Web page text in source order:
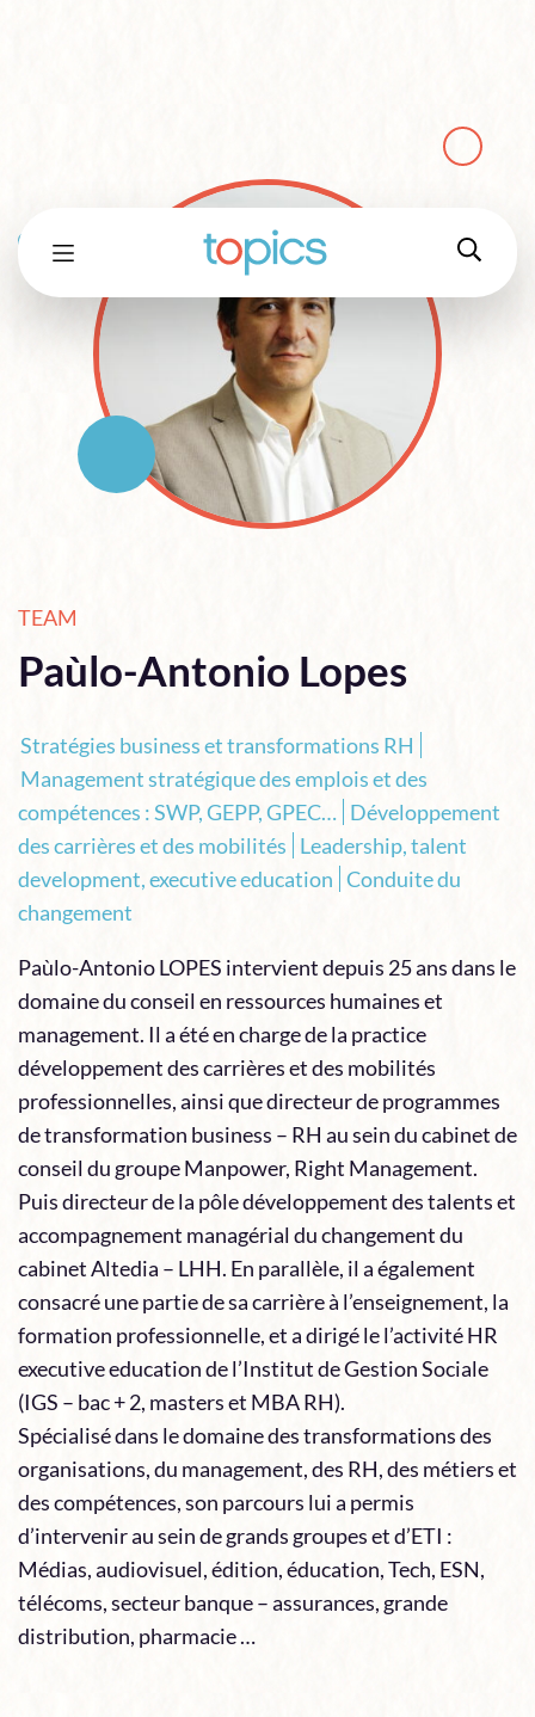
TEAM
Paùlo-Antonio Lopes
Stratégies business et transformations RH
Management stratégique des emplois et des
compétences : SWP, GEPP, GPEC… Développement
des carrières et des mobilités Leadership, talent
development, executive education Conduite du
changement
Paùlo-Antonio LOPES intervient depuis 25 ans dans le
domaine du conseil en ressources humaines et
management. Il a été en charge de la practice
développement des carrières et des mobilités
professionnelles, ainsi que directeur de programmes
de transformation business – RH au sein du cabinet de
conseil du groupe Manpower, Right Management.
Puis directeur de la pôle développement des talents et
accompagnement managérial du changement du
cabinet Altedia – LHH. En parallèle, il a également
consacré une partie de sa carrière à l’enseignement, la
formation professionnelle, et a dirigé le l’activité HR
executive education de l’Institut de Gestion Sociale
(IGS – bac + 2, masters et MBA RH).
Spécialisé dans le domaine des transformations des
organisations, du management, des RH, des métiers et
des compétences, son parcours lui a permis
d’intervenir au sein de grands groupes et d’ETI :
Médias, audiovisuel, édition, éducation, Tech, ESN,
télécoms, secteur banque – assurances, grande
distribution, pharmacie …